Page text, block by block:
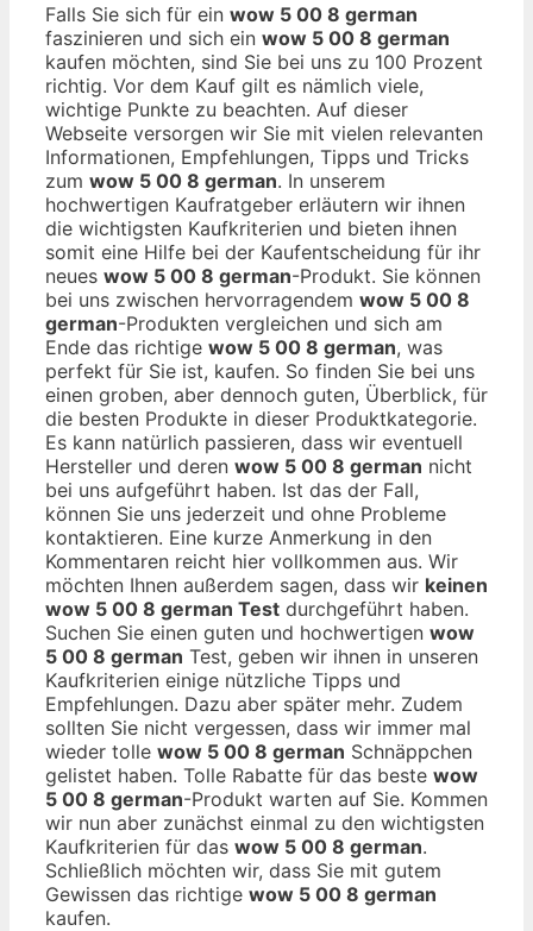
Falls Sie sich für ein wow 5 00 8 german
faszinieren und sich ein wow 5 00 8 german
kaufen möchten, sind Sie bei uns zu 100 Prozent
richtig. Vor dem Kauf gilt es nämlich viele,
wichtige Punkte zu beachten. Auf dieser
Webseite versorgen wir Sie mit vielen relevanten
Informationen, Empfehlungen, Tipps und Tricks
zum wow 5 00 8 german. In unserem
hochwertigen Kaufratgeber erläutern wir ihnen
die wichtigsten Kaufkriterien und bieten ihnen
somit eine Hilfe bei der Kaufentscheidung für ihr
neues wow 5 00 8 german-Produkt. Sie können
bei uns zwischen hervorragendem wow 5 00 8
german-Produkten vergleichen und sich am
Ende das richtige wow 5 00 8 german, was
perfekt für Sie ist, kaufen. So finden Sie bei uns
einen groben, aber dennoch guten, Überblick, für
die besten Produkte in dieser Produktkategorie.
Es kann natürlich passieren, dass wir eventuell
Hersteller und deren wow 5 00 8 german nicht
bei uns aufgeführt haben. Ist das der Fall,
können Sie uns jederzeit und ohne Probleme
kontaktieren. Eine kurze Anmerkung in den
Kommentaren reicht hier vollkommen aus. Wir
möchten Ihnen außerdem sagen, dass wir keinen
wow 5 00 8 german Test durchgeführt haben.
Suchen Sie einen guten und hochwertigen wow
5 00 8 german Test, geben wir ihnen in unseren
Kaufkriterien einige nützliche Tipps und
Empfehlungen. Dazu aber später mehr. Zudem
sollten Sie nicht vergessen, dass wir immer mal
wieder tolle wow 5 00 8 german Schnäppchen
gelistet haben. Tolle Rabatte für das beste wow
5 00 8 german-Produkt warten auf Sie. Kommen
wir nun aber zunächst einmal zu den wichtigsten
Kaufkriterien für das wow 5 00 8 german.
Schließlich möchten wir, dass Sie mit gutem
Gewissen das richtige wow 5 00 8 german
kaufen.